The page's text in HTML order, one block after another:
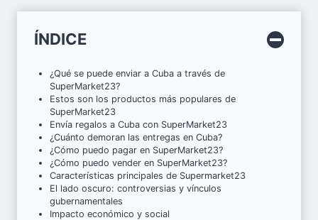
ÍNDICE
¿Qué se puede enviar a Cuba a través de
SuperMarket23?
Estos son los productos más populares de
SuperMarket23
Envía regalos a Cuba con SuperMarket23
¿Cuánto demoran las entregas en Cuba?
¿Cómo puedo pagar en SuperMarket23?
¿Cómo puedo vender en SuperMarket23?
Características principales de Supermarket23
El lado oscuro: controversias y vínculos
gubernamentales
Impacto económico y social